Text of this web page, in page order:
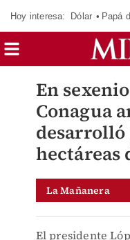
Hoy interesa: Dólar Papá
En
Conagua
desarrolló
hectáreas
La Mañanera
El presidente